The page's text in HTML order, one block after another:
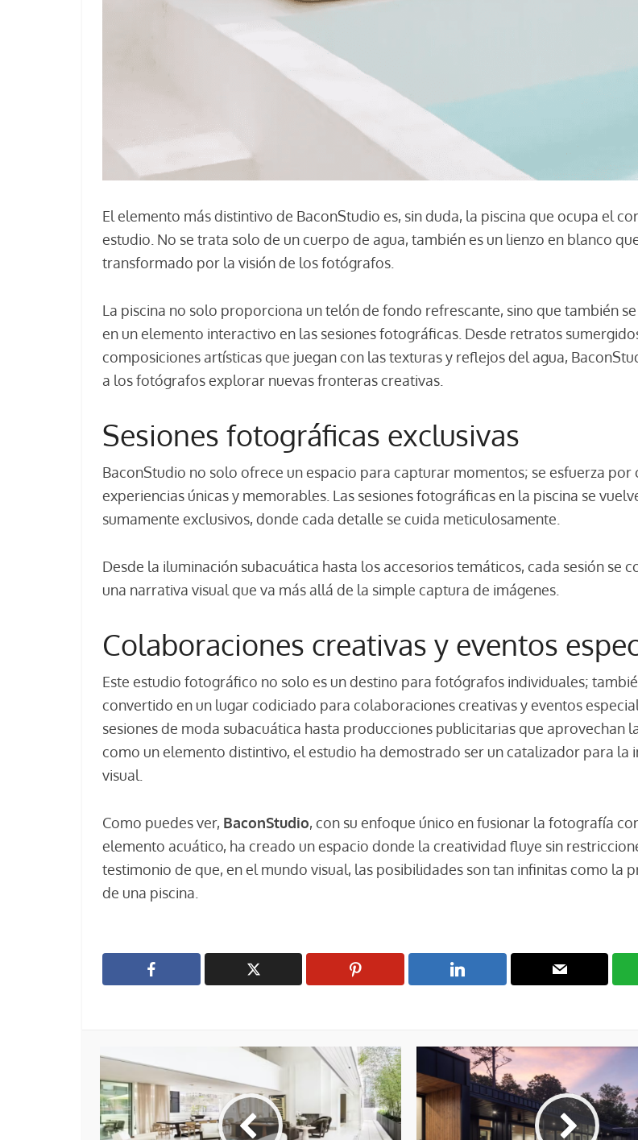
El elemento más distintivo de BaconStudio es, sin duda, la piscina que ocupa el
estudio. No se trata solo de un cuerpo de agua, también es un lienzo en blanco
transformado por la visión de los fotógrafos.
La piscina no solo proporciona un telón de fondo refrescante, sino que también
en un elemento interactivo en las sesiones fotográficas. Desde retratos
composiciones artísticas que juegan con las texturas y reflejos del agua,
a los fotógrafos explorar nuevas fronteras creativas.
Sesiones fotográficas exclusivas
BaconStudio no solo ofrece un espacio para capturar momentos; se esfuerza por
experiencias únicas y memorables. Las sesiones fotográficas en la piscina se
sumamente exclusivos, donde cada detalle se cuida meticulosamente.
Desde la iluminación subacuática hasta los accesorios temáticos, cada sesión se
una narrativa visual que va más allá de la simple captura de imágenes.
Colaboraciones creativas y eventos
Este estudio fotográfico no solo es un destino para fotógrafos individuales;
convertido en un lugar codiciado para colaboraciones creativas y eventos
sesiones de moda subacuática hasta producciones publicitarias que aprovechan
como un elemento distintivo, el estudio ha demostrado ser un catalizador para la
visual.
Como puedes ver, BaconStudio, con su enfoque único en fusionar la fotografía
elemento acuático, ha creado un espacio donde la creatividad fluye sin
testimonio de que, en el mundo visual, las posibilidades son tan infinitas como la
de una piscina.